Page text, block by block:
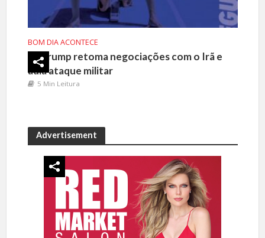
BOM DIA ACONTECE
Trump retoma negociações com o Irã e
adia ataque militar
5 Min Leitura
Advertisement